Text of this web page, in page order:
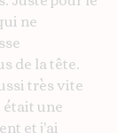
ne
de la tête.
très vite
une
et j'ai